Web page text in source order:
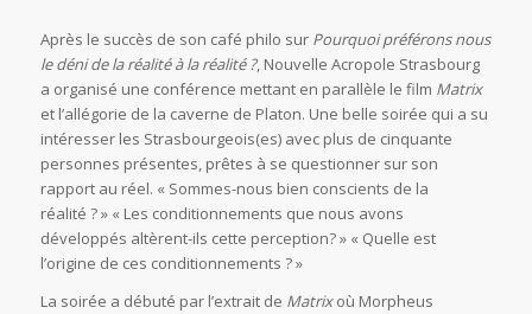
Après le succès de son café philo sur Pourquoi préférons nous
le déni de la réalité à la réalité ?, Nouvelle Acropole Strasbourg
a organisé une conférence mettant en parallèle le film Matrix
et l’allégorie de la caverne de Platon. Une belle soirée qui a su
intéresser les Strasbourgeois(es) avec plus de cinquante
personnes présentes, prêtes à se questionner sur son
rapport au réel. « Sommes-nous bien conscients de la
réalité ? » « Les conditionnements que nous avons
développés altèrent-ils cette perception? » « Quelle est
l’origine de ces conditionnements ? »
La soirée a débuté par l’extrait de Matrixoù Morpheus